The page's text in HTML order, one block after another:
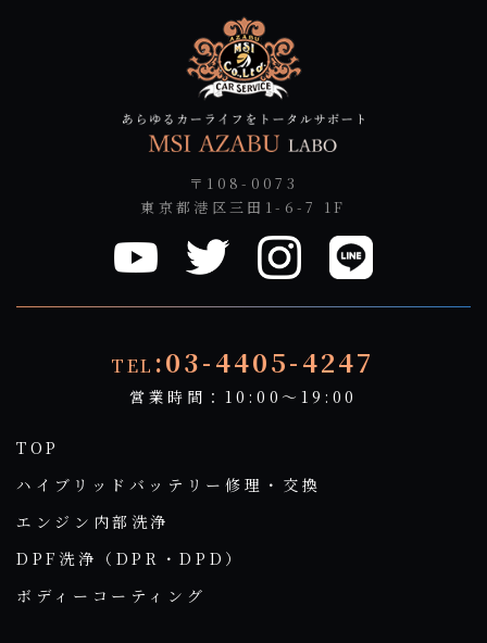
〒108-0073
東京都港区三田1-6-7 1F
TEL :03-4405-4247
営業時間：10:00～19:00
TOP
ハイブリッドバッテリー修理・交換
エンジン内部洗浄
DPF洗浄（DPR・DPD）
ボディーコーティング